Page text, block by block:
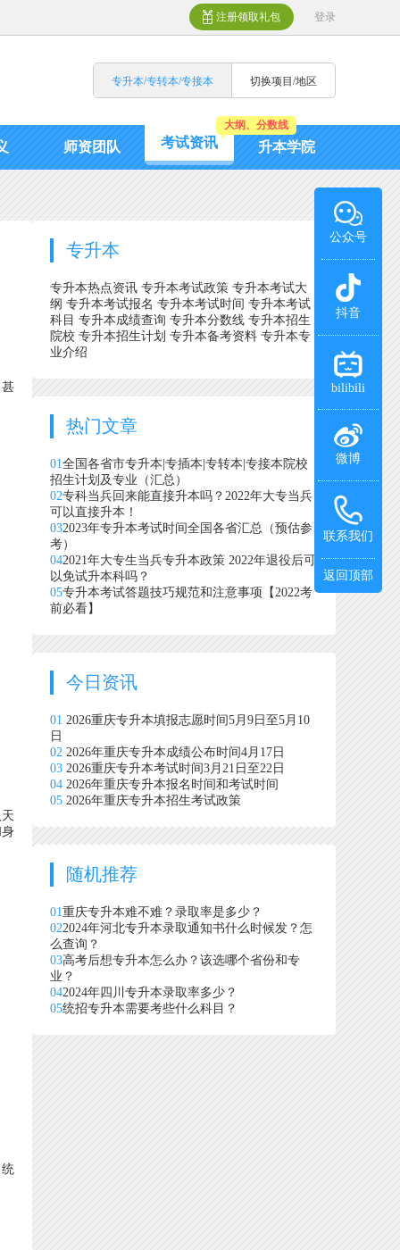
注册领取礼包 登录
专升本/专转本/专接本 切换项目/地区
师资团队 考试资讯
大纲、分数线
升本学院
专升本
专升本热点资讯 专升本考试政策 专升本考试大
纲 专升本考试报名 专升本考试时间 专升本考试
科目 专升本成绩查询 专升本分数线 专升本招生
院校 专升本招生计划 专升本备考资料 专升本专
业介绍
热门文章
01全国各省市专升本|专插本|专转本|专接本院校
招生计划及专业（汇总）
02专科当兵回来能直接升本吗？2022年大专当兵
可以直接升本！
032023年专升本考试时间全国各省汇总（预估参
考）
042021年大专生当兵专升本政策 2022年退役后可
以免试升本科吗？
05专升本考试答题技巧规范和注意事项【2022考
前必看】
今日资讯
01 2026重庆专升本填报志愿时间5月9日至5月10
日
02 2026年重庆专升本成绩公布时间4月17日
03 2026重庆专升本考试时间3月21日至22日
04 2026年重庆专升本报名时间和考试时间
05 2026年重庆专升本招生考试政策
随机推荐
01重庆专升本难不难？录取率是多少？
022024年河北专升本录取通知书什么时候发？怎
么查询？
03高考后想专升本怎么办？该选哪个省份和专
业？
042024年四川专升本录取率多少？
05统招专升本需要考些什么科目？
公众号
抖音
bilibili
微博
联系我们
返回顶部